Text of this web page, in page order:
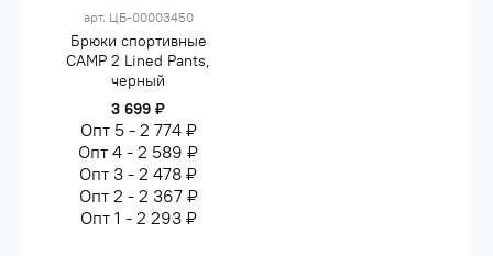
арт. ЦБ-00003450
Брюки спортивные
CAMP 2 Lined Pants,
черный
3 699 ₽
Опт 5 - 2 774 ₽
Опт 4 - 2 589 ₽
Опт 3 - 2 478 ₽
Опт 2 - 2 367 ₽
Опт 1 - 2 293 ₽